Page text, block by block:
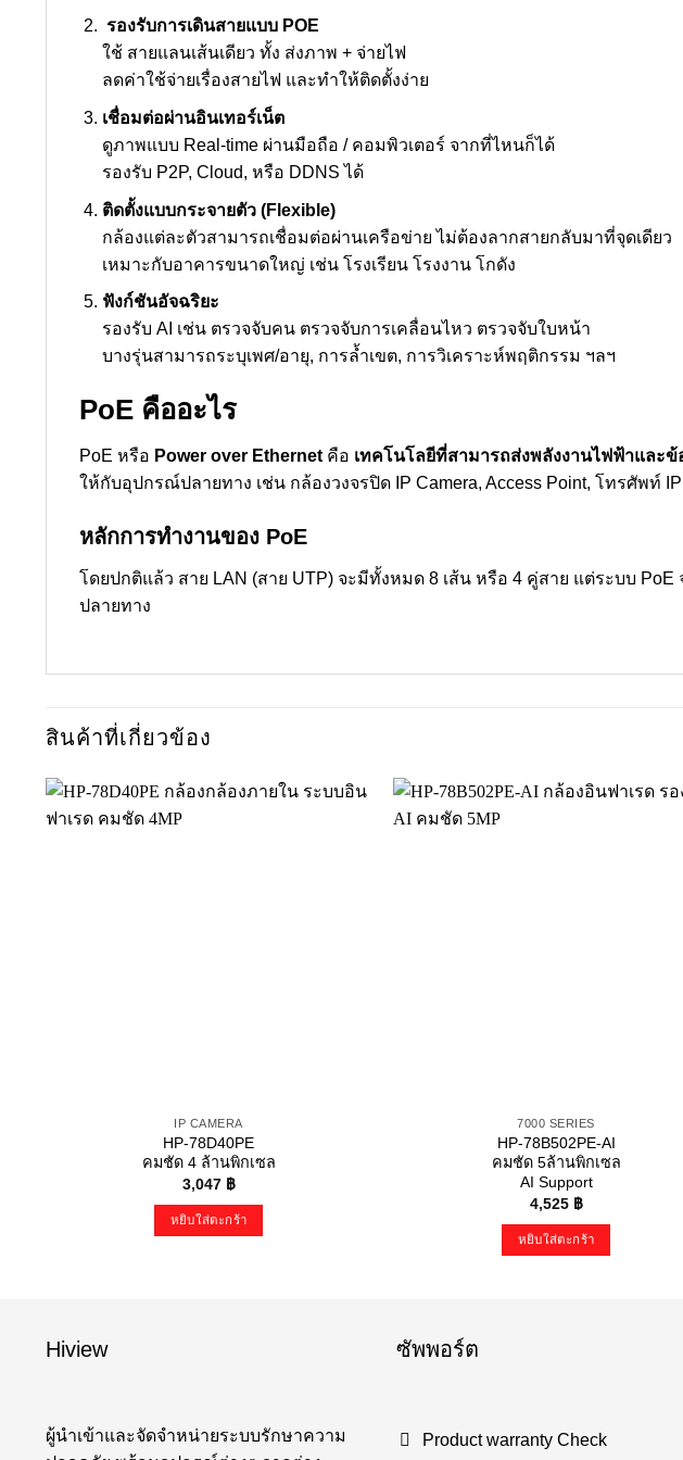
รองรับการเดินสายแบบ POE
ใช้ สายแลนเส้นเดียว ทั้ง ส่งภาพ + จ่ายไฟ
ลดค่าใช้จ่ายเรื่องสายไฟ และทำให้ติดตั้งง่าย
เชื่อมต่อผ่านอินเทอร์เน็ต
ดูภาพแบบ Real-time ผ่านมือถือ / คอมพิวเตอร์ จากที่ไหนก็ได้
รองรับ P2P, Cloud, หรือ DDNS ได้
ติดตั้งแบบกระจายตัว (Flexible)
กล้องแต่ละตัวสามารถเชื่อมต่อผ่านเครือข่าย ไม่ต้องลากสายกลับมาที่จุดเดียว
เหมาะกับอาคารขนาดใหญ่ เช่น โรงเรียน โรงงาน โกดัง
ฟังก์ชันอัจฉริยะ
รองรับ AI เช่น ตรวจจับคน ตรวจจับการเคลื่อนไหว ตรวจจับใบหน้า
บางรุ่นสามารถระบุเพศ/อายุ, การล้ำเขต, การวิเคราะห์พฤติกรรม ฯลฯ
PoE คืออะไร
PoE หรือ Power over Ethernet คือ เทคโนโลยีที่สามารถส่งพลังงานไฟฟ้าและข้
ให้กับอุปกรณ์ปลายทาง เช่น กล้องวงจรปิด IP Camera, Access Point, โทรศัพท์
หลักการทำงานของ PoE
โดยปกติแล้ว สาย LAN (สาย UTP) จะมีทั้งหมด 8 เส้น หรือ 4 คู่สาย แต่ระบบ
ปลายทาง
สินค้าที่เกี่ยวข้อง
IP CAMERA
HP-78D40PE
คมชัด 4 ล้านพิกเซล
3,047 ฿
หยิบใส่ตะกร้า
7000 SERIES
HP-78B502PE-AI
คมชัด 5ล้านพิกเซล
AI Support
4,525 ฿
หยิบใส่ตะกร้า
Hiview
ผู้นำเข้าและจัดจำหน่ายระบบรักษาความ
ซัพพอร์ต
Product warranty Check